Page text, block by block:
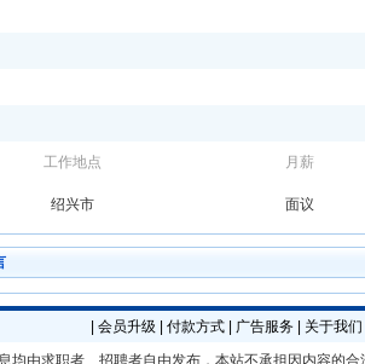
工作地点 月薪
绍兴市 面议
会员升级 付款方式| 广告服务| 关于我们
均由求职者、招聘者自由发布，本站不承担因内容的